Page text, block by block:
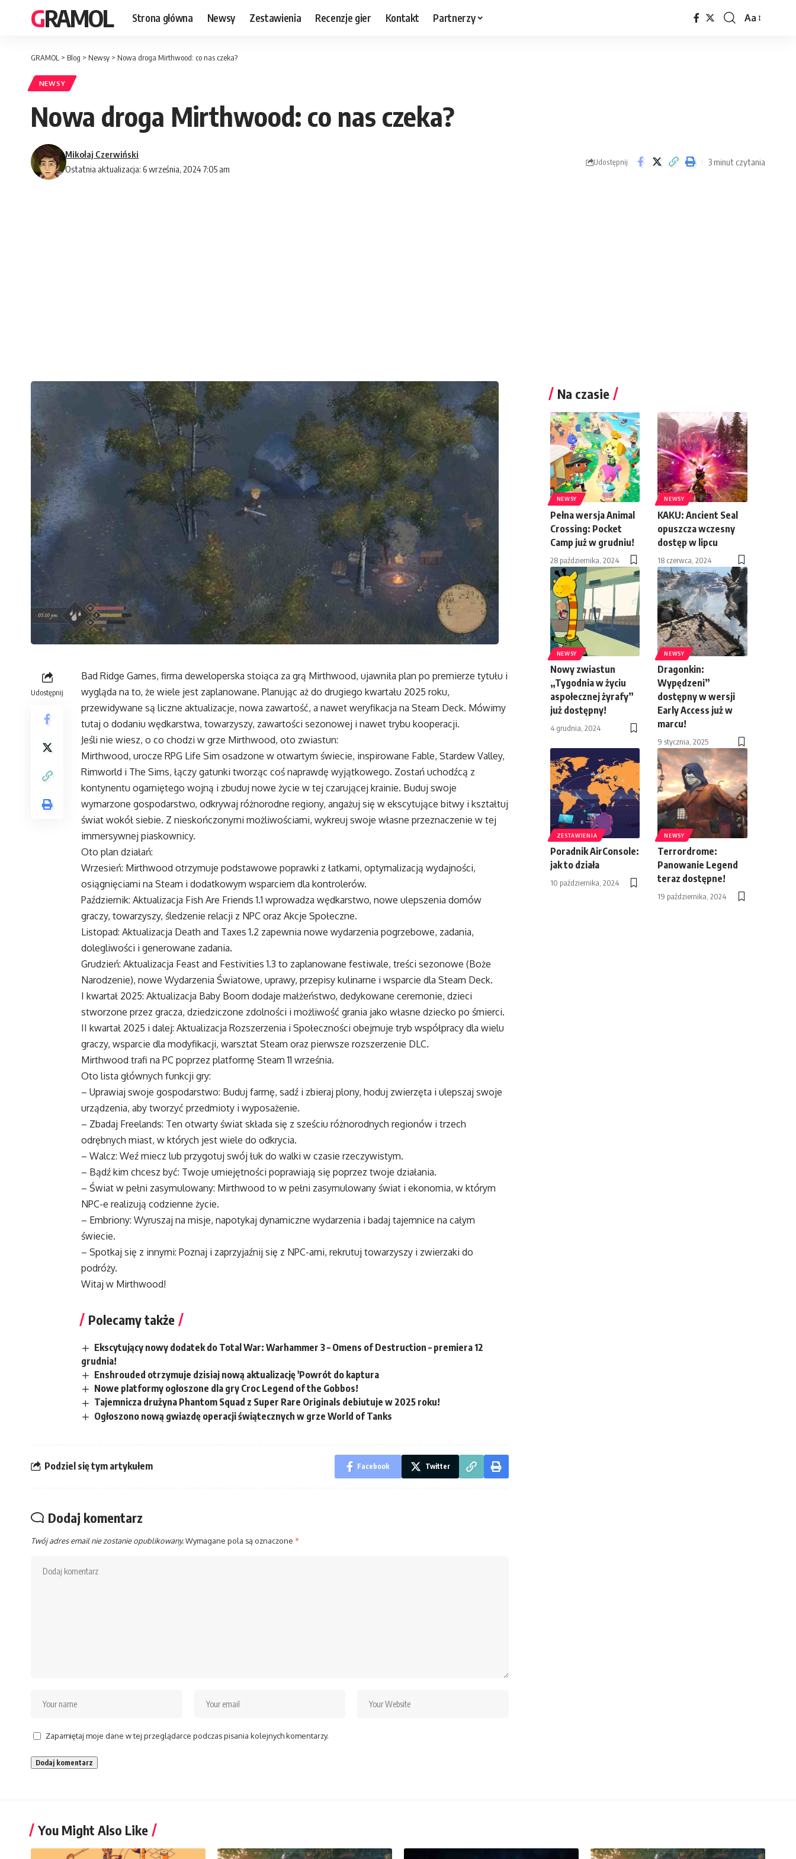
GRAMOL Strona główna Newsy Zestawienia Recenzje gier Kontakt Partnerzy Aa
GRAMOL > Blog > Newsy > Nowa droga Mirthwood: co nas czeka?
NEWSY
Nowa droga Mirthwood: co nas czeka?
Ostatnia aktualizacja: 6 września, 2024 7:05 am
Mikołaj Czerwiński
Udostępnij 3 minut czytania
Udostępnij
Bad Ridge Games, firma deweloperska stoiąca za grą Mirthwood, ujawniła plan po premierze tytułu i
wygląda na to, że wiele jest zaplanowane. Planując aż do drugiego kwartału 2025 roku,
przewidywane są liczne aktualizacje, nowa zawartość, a nawet weryfikacja na Steam Deck. Mówimy
tutaj o dodaniu wędkarstwa, towarzyszy, zawartości sezonowej i nawet trybu kooperacji.
Jeśli nie wiesz, o co chodzi w grze Mirthwood, oto zwiastun:
Mirthwood, urocze RPG Life Sim osadzone w otwartym świecie, inspirowane Fable, Stardew Valley,
Rimworld i The Sims, łączy gatunki tworząc coś naprawdę wyjątkowego. Zostań uchodźcą z
kontynentu ogarniętego wojną i zbuduj nowe życie w tej czarującej krainie. Buduj swoje
wymarzone gospodarstwo, odkrywaj różnorodne regiony, angażuj się w ekscytujące bitwy i kształtuj
świat wokół siebie. Z nieskończonymi możliwościami, wykreuj swoje własne przeznaczenie w tej
immersywnej piaskownicy.
Oto plan działań:
Wrzesień: Mirthwood otrzymuje podstawowe poprawki z łatkami, optymalizacją wydajności,
osiągnięciami na Steam i dodatkowym wsparciem dla kontrolerów.
Październik: Aktualizacja Fish Are Friends 1.1 wprowadza wędkarstwo, nowe ulepszenia domów
graczy, towarzyszy, śledzenie relacji z NPC oraz Akcje Społeczne.
Listopad: Aktualizacja Death and Taxes 1.2 zapewnia nowe wydarzenia pogrzebowe, zadania,
dolegliwości i generowane zadania.
Grudzień: Aktualizacja Feast and Festivities 1.3 to zaplanowane festiwale, treści sezonowe (Boże
Narodzenie), nowe Wydarzenia Światowe, uprawy, przepisy kulinarne i wsparcie dla Steam Deck.
I kwartał 2025: Aktualizacja Baby Boom dodaje małżeństwo, dedykowane ceremonie, dzieci
stworzone przez gracza, dziedziczone zdolności i możliwość grania jako własne dziecko po śmierci.
II kwartał 2025 i dalej: Aktualizacja Rozszerzenia i Społeczności obejmuje tryb współpracy dla wielu
graczy, wsparcie dla modyfikacji, warsztat Steam oraz pierwsze rozszerzenie DLC.
Mirthwood trafi na PC poprzez platformę Steam 11 września.
Oto lista głównych funkcji gry:
– Uprawiaj swoje gospodarstwo: Buduj farmę, sadź i zbieraj plony, hoduj zwierzęta i ulepszaj swoje
urządzenia, aby tworzyć przedmioty i wyposażenie.
– Zbadaj Freelands: Ten otwarty świat składa się z sześciu różnorodnych regionów i trzech
odrębnych miast, w których jest wiele do odkrycia.
– Walcz: Weź miecz lub przygotuj swój łuk do walki w czasie rzeczywistym.
– Bądź kim chcesz być: Twoje umiejętności poprawiają się poprzez twoje działania.
– Świat w pełni zasymulowany: Mirthwood to w pełni zasymulowany świat i ekonomia, w którym
NPC-e realizują codzienne życie.
– Embriony: Wyruszaj na misje, napotykaj dynamiczne wydarzenia i badaj tajemnice na całym
świecie.
– Spotkaj się z innymi: Poznaj i zaprzyjaźnij się z NPC-ami, rekrutuj towarzyszy i zwierzaki do
podróży.
Witaj w Mirthwood!
Polecamy także
Ekscytujący nowy dodatek do Total War: Warhammer 3 – Omens of Destruction – premiera 12
grudnia!
Enshrouded otrzymuje dzisiaj nową aktualizację 'Powrót do kaptura
Nowe platformy ogłoszone dla gry Croc Legend of the Gobbos!
Tajemnicza drużyna Phantom Squad z Super Rare Originals debiutuje w 2025 roku!
Ogłoszono nową gwiazdę operacji świątecznych w grze World of Tanks
Podziel się tym artykułem Facebook Twitter
Dodaj komentarz
Twój adres email nie zostanie opublikowany.Wymagane pola są oznaczone *
Zapamiętaj moje dane w tej przeglądarce podczas pisania kolejnych komentarzy.
Na czasie
NEWSY
Pełna wersja Animal
Crossing: Pocket
Camp już w grudniu!
28 października, 2024
NEWSY
KAKU: Ancient Seal
opuszcza wczesny
dostęp w lipcu
18 czerwca, 2024
NEWSY
Nowy zwiastun
„Tygodnia w życiu
aspołecznej żyrafy”
już dostępny!
4 grudnia, 2024
NEWSY
Dragonkin:
Wypędzeni”
dostępny w wersji
Early Access już w
marcu!
9 stycznia, 2025
ZESTAWIENIA
Poradnik AirConsole:
jak to działa
10 października, 2024
NEWSY
Terrordrome:
Panowanie Legend
teraz dostępne!
19 października, 2024
You Might Also Like